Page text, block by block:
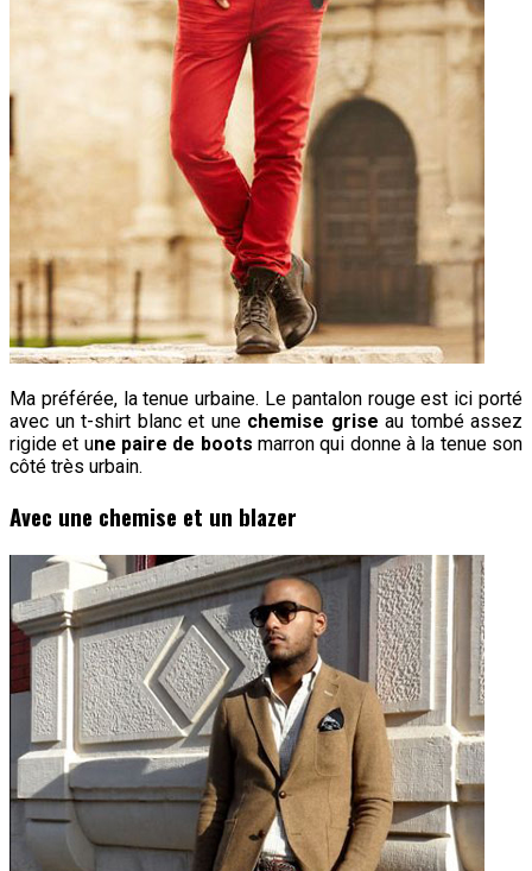
Ma préférée, la tenue urbaine. Le pantalon rouge est ici porté
avec un t-shirt blanc et une chemise grise au tombé assez
rigide et une paire de boots marron qui donne à la tenue son
côté très urbain.
Avec une chemise et un blazer